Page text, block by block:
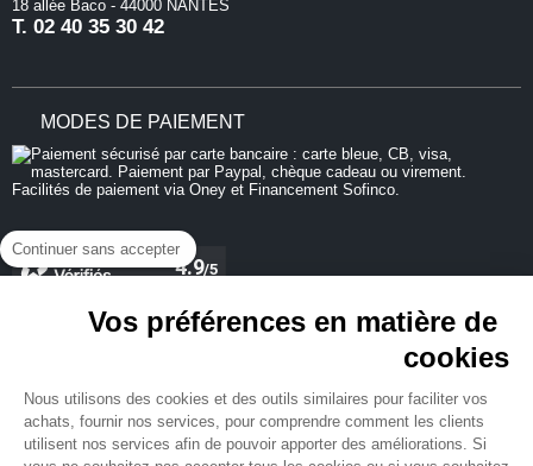
Continuer sans accepter
Vos préférences en matière de
cookies
Nous utilisons des cookies et des outils similaires pour faciliter vos
achats, fournir nos services, pour comprendre comment les clients
utilisent nos services afin de pouvoir apporter des améliorations. Si
18 allée Baco - 44000 NANTES
T. 02 40 35 30 42
MODES DE PAIEMENT